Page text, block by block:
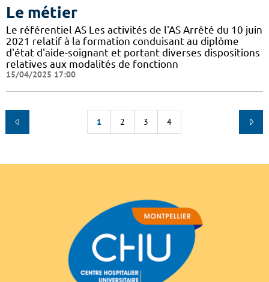
Le métier
Le référentiel AS Les activités de l'AS Arrêté du 10 juin
2021 relatif à la formation conduisant au diplôme
d'état d'aide-soignant et portant diverses dispositions
relatives aux modalités de fonctionn
15/04/2025 17:00
1 2 3 4